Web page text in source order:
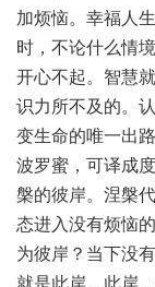
加烦恼。幸福人
时，不论什么情
开心不起。智慧
识力所不及的。
变生命的唯一出路
波罗蜜，可译成
槃的彼岸。涅槃
态进入没有烦恼
为彼岸？当下没